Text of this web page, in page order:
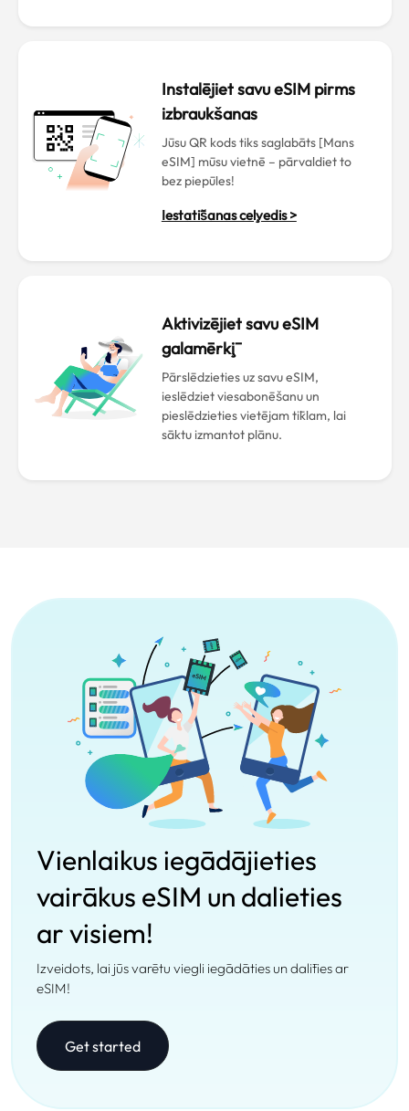
Instalējiet savu eSIM pirms
izbraukšanas
Jūsu QR kods tiks saglabāts [Mans
eSIM] mūsu vietnē – pārvaldiet to
bez piepūles!
Iestatīšanas ceļvedis >
Aktivizējiet savu eSIM
galamērķī
Pārslēdzieties uz savu eSIM,
ieslēdziet viesabonēšanu un
pieslēdzieties vietējam tīklam, lai
sāktu izmantot plānu.
Vienlaikus iegādājieties
vairākus eSIM un dalieties
ar visiem!
Izveidots, lai jūs varētu viegli iegādāties un dalīties ar
eSIM!
Get started